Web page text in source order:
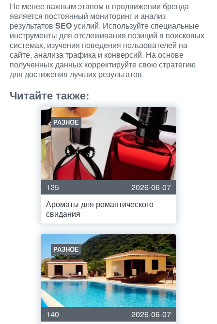
Не менее важным этапом в продвижении бренда
является постоянный мониторинг и анализ
результатов SEOусилий. Используйте специальные
инструменты для отслеживания позиций в поисковых
системах, изучения поведения пользователей на
сайте, анализа трафика и конверсий. На основе
полученных данных корректируйте свою стратегию
для достижения лучших результатов.
Читайте также:
РАЗНОЕ
125
2026-06-07
Ароматы для романтического
свидания
РАЗНОЕ
140
2026-06-07